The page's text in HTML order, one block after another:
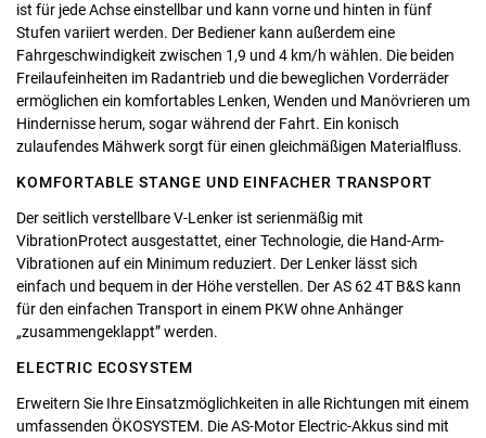
ist für jede Achse einstellbar und kann vorne und hinten in fünf
Stufen variiert werden. Der Bediener kann außerdem eine
Fahrgeschwindigkeit zwischen 1,9 und 4 km/h wählen. Die beiden
Freilaufeinheiten im Radantrieb und die beweglichen Vorderräder
ermöglichen ein komfortables Lenken, Wenden und Manövrieren um
Hindernisse herum, sogar während der Fahrt. Ein konisch
zulaufendes Mähwerk sorgt für einen gleichmäßigen Materialfluss.
KOMFORTABLE STANGE UND EINFACHER TRANSPORT
Der seitlich verstellbare V-Lenker ist serienmäßig mit
VibrationProtect ausgestattet, einer Technologie, die Hand-Arm-
Vibrationen auf ein Minimum reduziert. Der Lenker lässt sich
einfach und bequem in der Höhe verstellen. Der AS 62 4T B&S kann
für den einfachen Transport in einem PKW ohne Anhänger
„zusammengeklappt” werden.
ELECTRIC ECOSYSTEM
Erweitern Sie Ihre Einsatzmöglichkeiten in alle Richtungen mit einem
umfassenden ÖKOSYSTEM. Die AS-Motor Electric-Akkus sind mit